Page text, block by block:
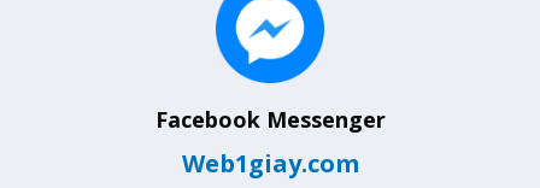
Facebook Messenger
Web1giay.com